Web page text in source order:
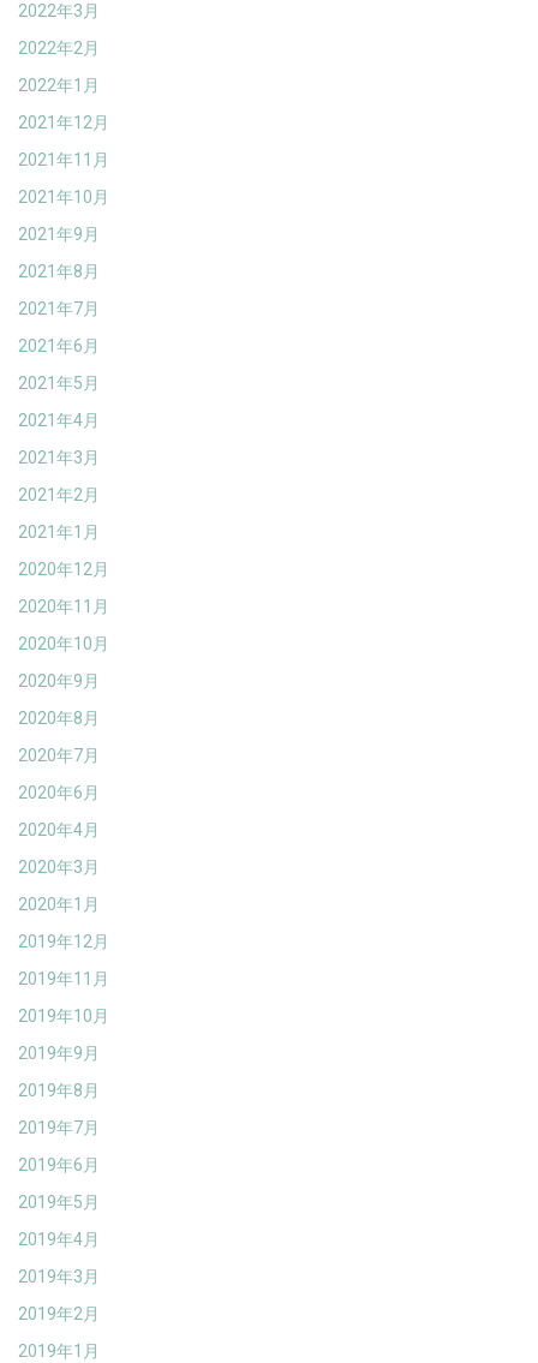
2022年3月
2022年2月
2022年1月
2021年12月
2021年11月
2021年10月
2021年9月
2021年8月
2021年7月
2021年6月
2021年5月
2021年4月
2021年3月
2021年2月
2021年1月
2020年12月
2020年11月
2020年10月
2020年9月
2020年8月
2020年7月
2020年6月
2020年4月
2020年3月
2020年1月
2019年12月
2019年11月
2019年10月
2019年9月
2019年8月
2019年7月
2019年6月
2019年5月
2019年4月
2019年3月
2019年2月
2019年1月